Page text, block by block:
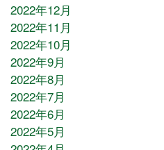
2022年12月
2022年11月
2022年10月
2022年9月
2022年8月
2022年7月
2022年6月
2022年5月